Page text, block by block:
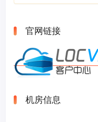
官网链接
机房信息